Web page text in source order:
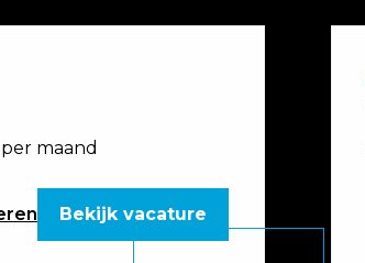
maand
Bekijk vacature